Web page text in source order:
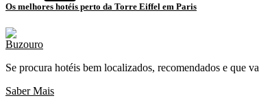
Os melhores hotéis perto da Torre Eiffel em Paris
Se procura hotéis bem localizados, recomendados e que
Saber Mais